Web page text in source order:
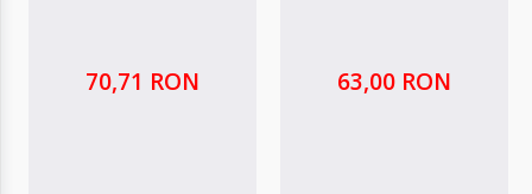
70,71 RON 63,00 RON